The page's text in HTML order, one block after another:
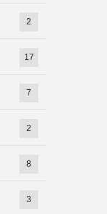
2
17
7
2
8
3